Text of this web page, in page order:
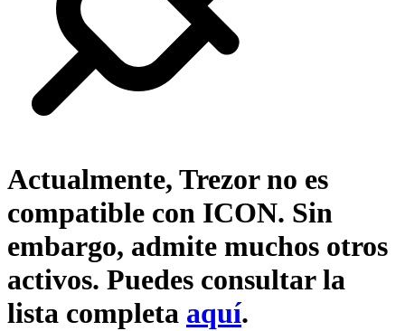
Actualmente, Trezor no es
compatible con ICON. Sin
embargo, admite muchos otros
activos. Puedes consultar la
lista completa aquí.